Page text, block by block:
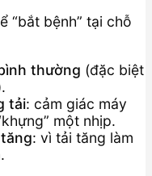
“bắt bệnh” tại chỗ
thường (đặc biệt
tải: cảm giác máy
một nhịp.
: vì tải tăng làm